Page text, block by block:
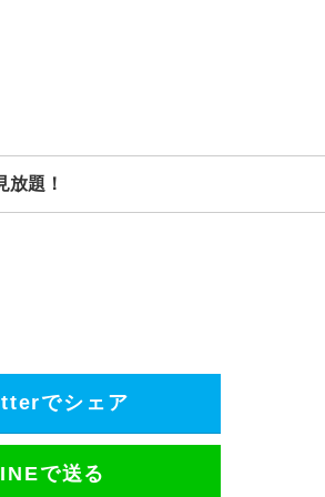
放題！
でシェア
で送る